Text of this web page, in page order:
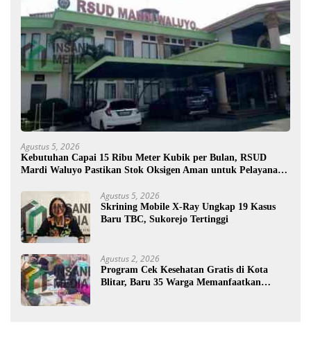
Agustus 5, 2026
Kebutuhan Capai 15 Ribu Meter Kubik per Bulan, RSUD
Mardi Waluyo Pastikan Stok Oksigen Aman untuk Pelayanan
Agustus 5, 2026
Skrining Mobile X-Ray Ungkap 19 Kasus
Baru TBC, Sukorejo Tertinggi
Agustus 2, 2026
Program Cek Kesehatan Gratis di Kota
Blitar, Baru 35 Warga Memanfaatkan